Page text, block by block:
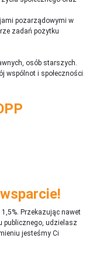
pozarządowymi w
zadań pożytku
osób starszych.
wspólnot i społeczności
Przekazując nawet
publicznego, udzielasz
jesteśmy Ci